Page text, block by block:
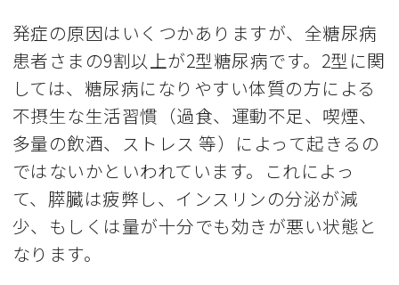
発症の原因はいくつかありますが、全糖尿病
患者さまの9割以上が2型糖尿病です。2型に関
しては、糖尿病になりやすい体質の方による
不摂生な生活習慣（過食、運動不足、喫煙、
多量の飲酒、ストレス 等）によって起きるの
ではないかといわれています。これによっ
て、膵臓は疲弊し、インスリンの分泌が減
少、もしくは量が十分でも効きが悪い状態と
なります。